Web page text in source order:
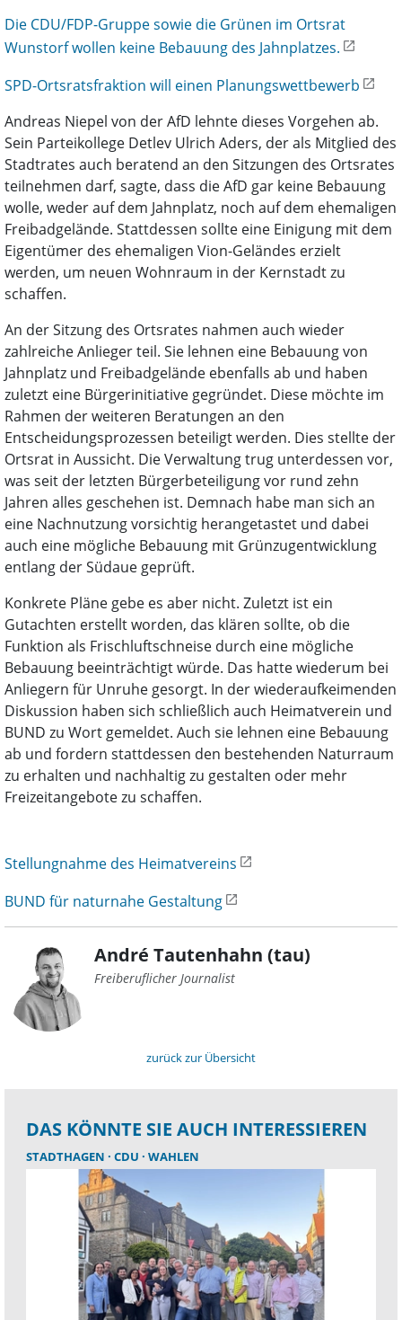
Die CDU/FDP-Gruppe sowie die Grünen im Ortsrat
Wunstorf wollen keine Bebauung des Jahnplatzes.
SPD-Ortsratsfraktion will einen Planungswettbewerb
Andreas Niepel von der AfD lehnte dieses Vorgehen ab.
Sein Parteikollege Detlev Ulrich Aders, der als Mitglied des
Stadtrates auch beratend an den Sitzungen des Ortsrates
teilnehmen darf, sagte, dass die AfD gar keine Bebauung
wolle, weder auf dem Jahnplatz, noch auf dem ehemaligen
Freibadgelände. Stattdessen sollte eine Einigung mit dem
Eigentümer des ehemaligen Vion-Geländes erzielt
werden, um neuen Wohnraum in der Kernstadt zu
schaffen.
An der Sitzung des Ortsrates nahmen auch wieder
zahlreiche Anlieger teil. Sie lehnen eine Bebauung von
Jahnplatz und Freibadgelände ebenfalls ab und haben
zuletzt eine Bürgerinitiative gegründet. Diese möchte im
Rahmen der weiteren Beratungen an den
Entscheidungsprozessen beteiligt werden. Dies stellte der
Ortsrat in Aussicht. Die Verwaltung trug unterdessen vor,
was seit der letzten Bürgerbeteiligung vor rund zehn
Jahren alles geschehen ist. Demnach habe man sich an
eine Nachnutzung vorsichtig herangetastet und dabei
auch eine mögliche Bebauung mit Grünzugentwicklung
entlang der Südaue geprüft.
Konkrete Pläne gebe es aber nicht. Zuletzt ist ein
Gutachten erstellt worden, das klären sollte, ob die
Funktion als Frischluftschneise durch eine mögliche
Bebauung beeinträchtigt würde. Das hatte wiederum bei
Anliegern für Unruhe gesorgt. In der wiederaufkeimenden
Diskussion haben sich schließlich auch Heimatverein und
BUND zu Wort gemeldet. Auch sie lehnen eine Bebauung
ab und fordern stattdessen den bestehenden Naturraum
zu erhalten und nachhaltig zu gestalten oder mehr
Freizeitangebote zu schaffen.
Stellungnahme des Heimatvereins
BUND für naturnahe Gestaltung
André Tautenhahn (tau)
Freiberuflicher Journalist
zurück zur Übersicht
DAS KÖNNTE SIE AUCH INTERESSIEREN
STADTHAGEN CDU WAHLEN